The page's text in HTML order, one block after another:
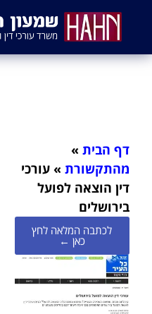
דף הבית »
מהתקשורת »עורכי
דין הוצאה לפועל
בירושלים
לכתבה המלאה לחץ
כאן ←